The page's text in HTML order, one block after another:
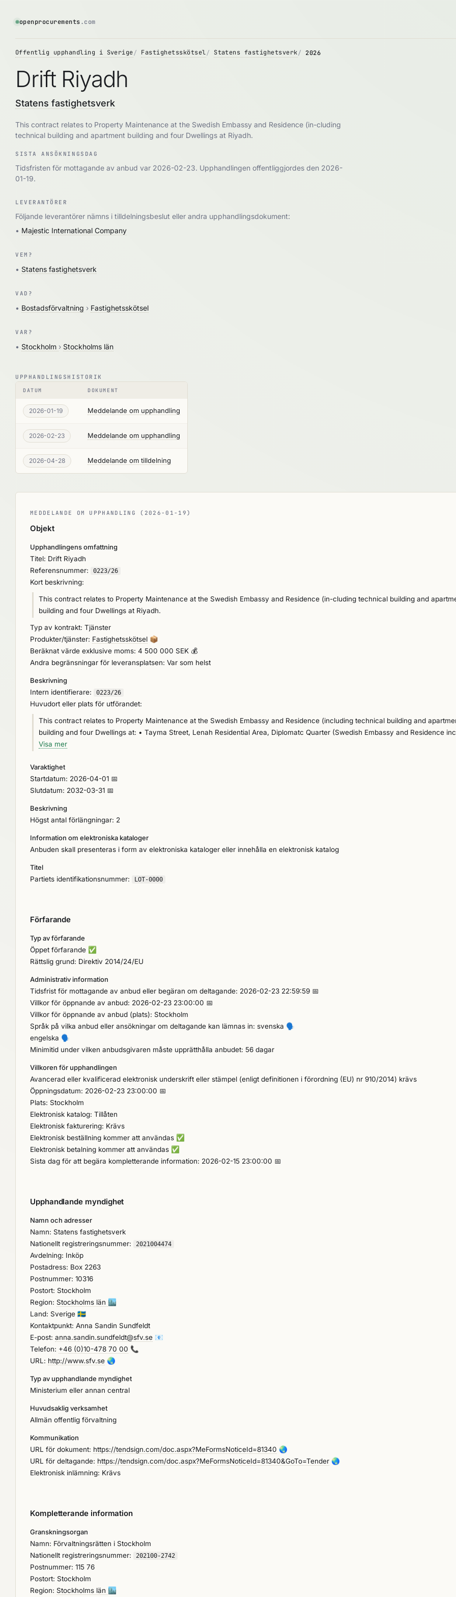
openprocurements.com
Offentlig upphandling i Sverige Fastighetsskötsel Statens fastighetsverk 2026
Drift Riyadh
Statens fastighetsverk
This contract relates to Property Maintenance at the Swedish Embassy and Residence (in-cluding
technical building and apartment building and four Dwellings at Riyadh.
SISTA ANSÖKNINGSDAG
Tidsfristen för mottagande av anbud var 2026-02-23. Upphandlingen offentliggjordes den 2026-
01-19.
LEVERANTÖRER
Följande leverantörer nämns i tilldelningsbeslut eller andra upphandlingsdokument:
• Majestic International Company
VEM?
• Statens fastighetsverk
VAD?
• Bostadsförvaltning › Fastighetsskötsel
VAR?
• Stockholm › Stockholms län
UPPHANDLINGSHISTORIK
DATUM DOKUMENT
2026-01-19 Meddelande om upphandling
2026-02-23 Meddelande om upphandling
2026-04-28 Meddelande om tilldelning
MEDDELANDE OM UPPHANDLING (2026-01-19)
Objekt
Upphandlingens omfattning
Titel: Drift Riyadh
Referensnummer:
0223/26
Kort beskrivning:
This contract relates to Property Maintenance at the Swedish Embassy and Residence (in-cluding technical building and
building and four Dwellings at Riyadh.
Typ av kontrakt: Tjänster
Produkter/tjänster: Fastighetsskötsel 📦
Beräknat värde exklusive moms: 4 500 000 SEK 💰
Andra begränsningar för leveransplatsen: Var som helst
Beskrivning
Intern identifierare:
0223/26
Huvudort eller plats för utförandet:
This contract relates to Property Maintenance at the Swedish Embassy and Residence (including technical building and
building and four Dwellings at: • Tayma Street, Lenah Residential Area, Diplomatc Quarter (Swedish Embassy and Residence
technical building and apartment building) • M Street, Diplomatc Quarter (Four Dwellings)
Visa mer
Varaktighet
Startdatum: 2026-04-01 📅
Slutdatum: 2032-03-31 📅
Beskrivning
Högst antal förlängningar: 2
Information om elektroniska kataloger
Anbuden skall presenteras i form av elektroniska kataloger eller innehålla en elektronisk katalog
Titel
Partiets identifikationsnummer:
LOT-0000
Förfarande
Typ av förfarande
Öppet förfarande ✅
Rättslig grund: Direktiv 2014/24/EU
Administrativ information
Tidsfrist för mottagande av anbud eller begäran om deltagande: 2026-02-23 22:59:59 📅
Villkor för öppnande av anbud: 2026-02-23 23:00:00 📅
Villkor för öppnande av anbud (plats): Stockholm
Språk på vilka anbud eller ansökningar om deltagande kan lämnas in: svenska 🗣️
engelska 🗣️
Minimitid under vilken anbudsgivaren måste upprätthålla anbudet: 56 dagar
Villkoren för upphandlingen
Avancerad eller kvalificerad elektronisk underskrift eller stämpel (enligt definitionen i förordning (EU) nr 910/2014) krävs
Öppningsdatum: 2026-02-23 23:00:00 📅
Plats: Stockholm
Elektronisk katalog: Tillåten
Elektronisk fakturering: Krävs
Elektronisk beställning kommer att användas ✅
Elektronisk betalning kommer att användas ✅
Sista dag för att begära kompletterande information: 2026-02-15 23:00:00 📅
Upphandlande myndighet
Namn och adresser
Namn: Statens fastighetsverk
Nationellt registreringsnummer:
2021004474
Avdelning: Inköp
Postadress: Box 2263
Postnummer: 10316
Postort: Stockholm
Region: Stockholms län 🏙️
Land: Sverige 🇸🇪
Kontaktpunkt: Anna Sandin Sundfeldt
E-post: anna.sandin.sundfeldt@sfv.se 📧
Telefon: +46 (0)10-478 70 00 📞
URL: http://www.sfv.se 🌏
Typ av upphandlande myndighet
Ministerium eller annan central
Huvudsaklig verksamhet
Allmän offentlig förvaltning
Kommunikation
URL för dokument: https://tendsign.com/doc.aspx?MeFormsNoticeId=81340 🌏
URL för deltagande: https://tendsign.com/doc.aspx?MeFormsNoticeId=81340&GoTo=Tender 🌏
Elektronisk inlämning: Krävs
Kompletterande information
Granskningsorgan
Namn: Förvaltningsrätten i Stockholm
Nationellt registreringsnummer:
202100-2742
Postnummer: 115 76
Postort: Stockholm
Region: Stockholms län 🏙️